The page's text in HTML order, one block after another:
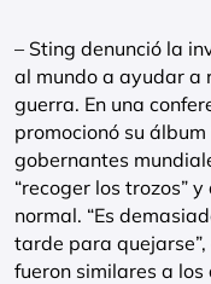
– Sting denunció la
al mundo a ayudar a
guerra. En una
promocionó su
gobernantes
“recoger los trozos”
normal. “Es
tarde para
fueron similares a